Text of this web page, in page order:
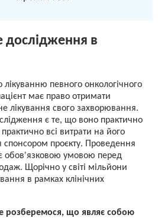
дослідження в
певного онкологічного
має право отримати
лікування свого захворювання.
є те, що воно практично
всі витрати на його
проєкту. Проведення
обов'язковою умовою перед
Щорічно у світі мільйони
в рамках клінічних
розберемося, що являє собою